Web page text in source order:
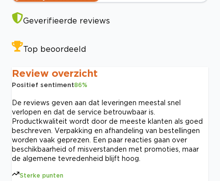
Geverifieerde reviews
Top beoordeeld
Review overzicht
Positief sentiment86%
De reviews geven aan dat leveringen meestal snel
verlopen en dat de service betrouwbaar is.
Productkwaliteit wordt door de meeste klanten als goed
beschreven. Verpakking en afhandeling van bestellingen
worden vaak geprezen. Een paar reacties gaan over
beschikbaarheid of misverstanden met promoties, maar
de algemene tevredenheid blijft hoog.
Sterke punten